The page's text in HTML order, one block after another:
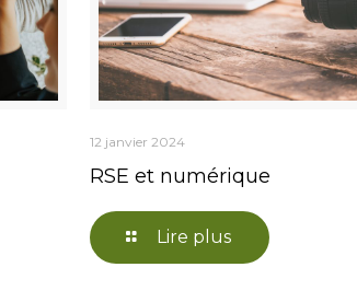
12 janvier 2024
RSE et numérique
Lire plus